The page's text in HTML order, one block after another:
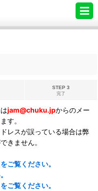
STEP 3
完了
jam@chuku.jpからのメー
す。
レスが誤っている場合は弊
きません。
ご覧ください。
ご覧ください。